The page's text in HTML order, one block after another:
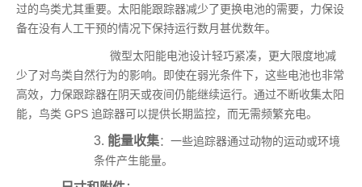
过的鸟类尤其重要。太阳能跟踪器减少了更换电池的需要，力保设
备在没有人工干预的情况下保持运行数月甚优数年。
微型太阳能电池设计轻巧紧凑，更大限度地减
少了对鸟类自然行为的影响。即使在弱光条件下，这些电池也非常
高效，力保跟踪器在阴天或夜间仍能继续运行。通过不断收集太阳
能，鸟类 GPS 追踪器可以提供长期监控，而无需频繁充电。
3. 能量收集：一些追踪器通过动物的运动或环境
条件产生能量。